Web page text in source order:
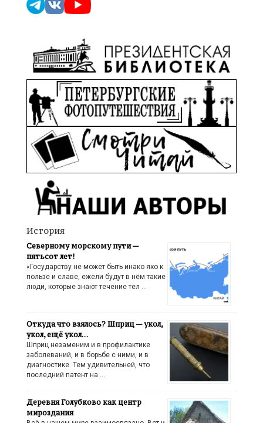
История
Северному морскому пути —
пятьсот лет!
«Государству не может быть инако яко к
пользе и славе, ежели будут в нём такие
люди, которые знают течение тел …
Откуда что взялось? Шприц — укол,
укол, ещё укол…
Шприц незаменим и в профилактике
заболеваний, и в борьбе с ними, и в
диагностике. Тем удивительней, что
последний патент на …
Деревня Голубково как центр
мироздания